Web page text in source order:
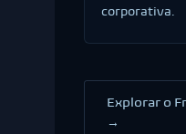
corporativa.
Explorar o
→